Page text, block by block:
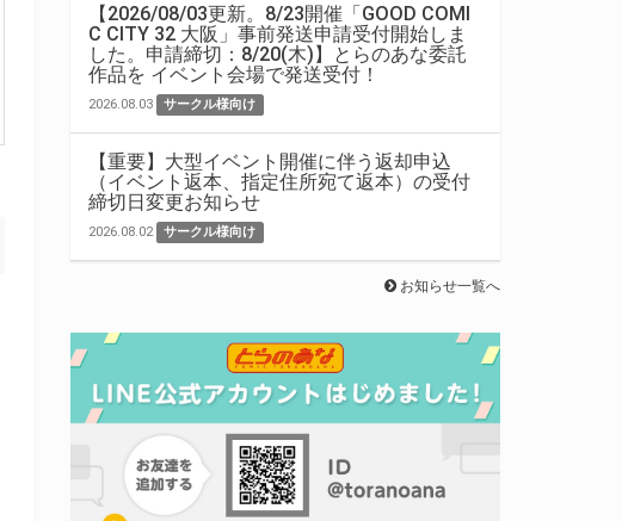
【2026/08/03更新。8/23開催「GOOD COMI
C CITY 32 大阪」事前発送申請受付開始しま
した。申請締切：8/20(木)】とらのあな委託
作品を イベント会場で発送受付！
2026.08.03 サークル様向け
【重要】大型イベント開催に伴う返却申込
（イベント返本、指定住所宛て返本）の受付
締切日変更お知らせ
2026.08.02 サークル様向け
お知らせ一覧へ